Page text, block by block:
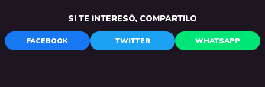
SI TE INTERESÓ, COMPARTILO
FACEBOOK TWITTER WHATSAPP